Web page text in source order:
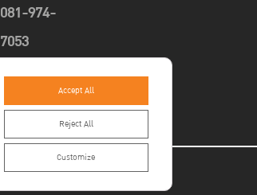
081-974-
7053
089-489-
1635
Accept All
Reject All
Customize